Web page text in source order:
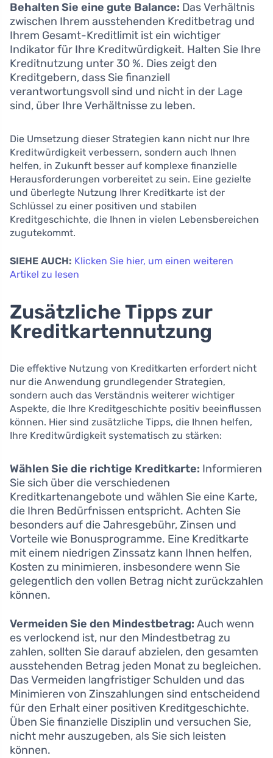
Behalten Sie eine gute Balance: Das Verhältnis
zwischen Ihrem ausstehenden Kreditbetrag und
Ihrem Gesamt-Kreditlimit ist ein wichtiger
Indikator für Ihre Kreditwürdigkeit. Halten Sie Ihre
Kreditnutzung unter 30 %. Dies zeigt den
Kreditgebern, dass Sie finanziell
verantwortungsvoll sind und nicht in der Lage
sind, über Ihre Verhältnisse zu leben.
Die Umsetzung dieser Strategien kann nicht nur Ihre
Kreditwürdigkeit verbessern, sondern auch Ihnen
helfen, in Zukunft besser auf komplexe finanzielle
Herausforderungen vorbereitet zu sein. Eine gezielte
und überlegte Nutzung Ihrer Kreditkarte ist der
Schlüssel zu einer positiven und stabilen
Kreditgeschichte, die Ihnen in vielen Lebensbereichen
zugutekommt.
SIEHE AUCH: Klicken Sie hier, um einen weiteren
Artikel zu lesen
Zusätzliche Tipps zur
Kreditkartennutzung
Die effektive Nutzung von Kreditkarten erfordert nicht
nur die Anwendung grundlegender Strategien,
sondern auch das Verständnis weiterer wichtiger
Aspekte, die Ihre Kreditgeschichte positiv beeinflussen
können. Hier sind zusätzliche Tipps, die Ihnen helfen,
Ihre Kreditwürdigkeit systematisch zu stärken:
Wählen Sie die richtige Kreditkarte: Informieren
Sie sich über die verschiedenen
Kreditkartenangebote und wählen Sie eine Karte,
die Ihren Bedürfnissen entspricht. Achten Sie
besonders auf die Jahresgebühr, Zinsen und
Vorteile wie Bonusprogramme. Eine Kreditkarte
mit einem niedrigen Zinssatz kann Ihnen helfen,
Kosten zu minimieren, insbesondere wenn Sie
gelegentlich den vollen Betrag nicht zurückzahlen
können.
Vermeiden Sie den Mindestbetrag: Auch wenn
es verlockend ist, nur den Mindestbetrag zu
zahlen, sollten Sie darauf abzielen, den gesamten
ausstehenden Betrag jeden Monat zu begleichen.
Das Vermeiden langfristiger Schulden und das
Minimieren von Zinszahlungen sind entscheidend
für den Erhalt einer positiven Kreditgeschichte.
Üben Sie finanzielle Disziplin und versuchen Sie,
nicht mehr auszugeben, als Sie sich leisten
können.